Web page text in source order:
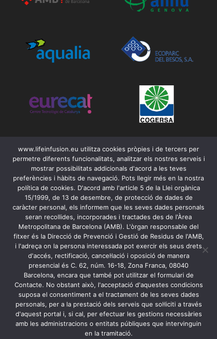
Contacte
Avís legal
Accessibilitat
Cookies i política de privacitat
www.lifeinfusion.eu utilitza cookies pròpies i de tercers per
permetre diferents funcionalitats, analitzar els nostres serveis i
mostrar possibilitats addicionals d'acord a les teves
preferències i hàbits de navegació. Pots llegir més en la nostra
política de cookies. D'acord amb l'article 5 de la Llei orgànica
15/1999, de 13 de desembre, de protecció de dades de
caràcter personal, els informem que les seves dades personals
seran recollides, incorporades i tractades des de l'Àrea
Metropolitana de Barcelona (AMB). L'òrgan responsable del
fitxer és la Direcció de Prevenció i Gestió de Residus de l'AMB,
i l'adreça on la persona interessada pot exercir els seus drets
d'accés, rectificació, cancel·lació i oposició de manera
presencial és C. 62, núm. 16-18, Zona Franca, 08040
Barcelona, ​​encara que també pot utilitzar el formulari de
Contacte. No obstant això, l'acceptació d'aquestes condicions
suposa el consentiment a el tractament de les seves dades
personals, per a la prestació dels serveis que sol·liciti a través
d'aquest portal i, si cal, per efectuar les gestions necessàries
amb les administracions o entitats públiques que intervinguin
en la tramitació.